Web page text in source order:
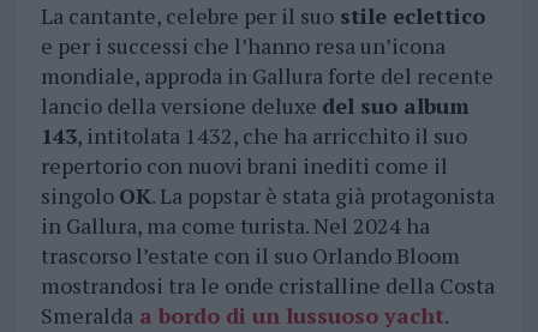
La cantante, celebre per il suostile eclettico
e per i successi che l’hanno resa un’icona
mondiale, approda in Gallura forte del recente
lancio della versione deluxe del suo album
143, intitolata 1432, che ha arricchito il suo
repertorio con nuovi brani inediti come il
singolo OK. La popstar è stata già protagonista
in Gallura, ma come turista. Nel 2024 ha
trascorso l’estate con il suo Orlando Bloom
mostrandosi tra le onde cristalline della Costa
Smeraldaa bordo di un lussuoso yacht.